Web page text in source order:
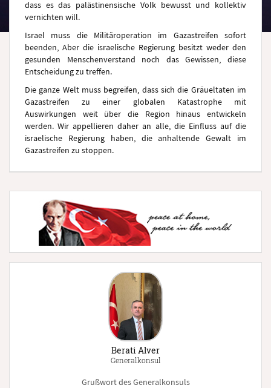
dass es das palästinensische Volk bewusst und kollektiv
vernichten will.
Israel muss die Militäroperation im Gazastreifen sofort
beenden, Aber die israelische Regierung besitzt weder den
gesunden Menschenverstand noch das Gewissen, diese
Entscheidung zu treffen.
Die ganze Welt muss begreifen, dass sich die Gräueltaten im
Gazastreifen zu einer globalen Katastrophe mit
Auswirkungen weit über die Region hinaus entwickeln
werden. Wir appellieren daher an alle, die Einfluss auf die
israelische Regierung haben, die anhaltende Gewalt im
Gazastreifen zu stoppen.
Berati Alver
Generalkonsul
Grußwort des Generalkonsuls